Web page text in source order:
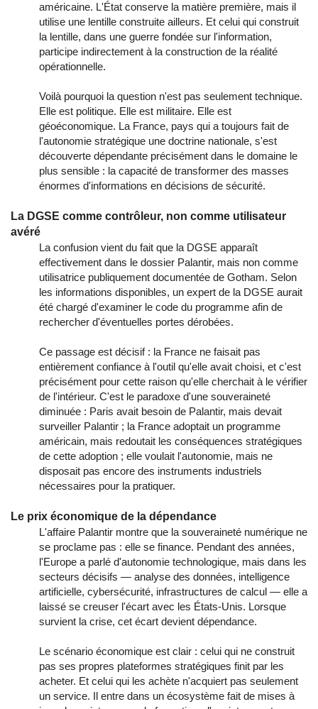
américaine. L'État conserve la matière première, mais il
utilise une lentille construite ailleurs. Et celui qui construit
la lentille, dans une guerre fondée sur l'information,
participe indirectement à la construction de la réalité
opérationnelle.
Voilà pourquoi la question n'est pas seulement technique.
Elle est politique. Elle est militaire. Elle est
géoéconomique. La France, pays qui a toujours fait de
l'autonomie stratégique une doctrine nationale, s'est
découverte dépendante précisément dans le domaine le
plus sensible : la capacité de transformer des masses
énormes d'informations en décisions de sécurité.
La DGSE comme contrôleur, non comme utilisateur
avéré
La confusion vient du fait que la DGSE apparaît
effectivement dans le dossier Palantir, mais non comme
utilisatrice publiquement documentée de Gotham. Selon
les informations disponibles, un expert de la DGSE aurait
été chargé d'examiner le code du programme afin de
rechercher d'éventuelles portes dérobées.
Ce passage est décisif : la France ne faisait pas
entièrement confiance à l'outil qu'elle avait choisi, et c'est
précisément pour cette raison qu'elle cherchait à le vérifier
de l'intérieur. C'est le paradoxe d'une souveraineté
diminuée : Paris avait besoin de Palantir, mais devait
surveiller Palantir ; la France adoptait un programme
américain, mais redoutait les conséquences stratégiques
de cette adoption ; elle voulait l'autonomie, mais ne
disposait pas encore des instruments industriels
nécessaires pour la pratiquer.
Le prix économique de la dépendance
L'affaire Palantir montre que la souveraineté numérique ne
se proclame pas : elle se finance. Pendant des années,
l'Europe a parlé d'autonomie technologique, mais dans les
secteurs décisifs — analyse des données, intelligence
artificielle, cybersécurité, infrastructures de calcul — elle a
laissé se creuser l'écart avec les États-Unis. Lorsque
survient la crise, cet écart devient dépendance.
Le scénario économique est clair : celui qui ne construit
pas ses propres plateformes stratégiques finit par les
acheter. Et celui qui les achète n'acquiert pas seulement
un service. Il entre dans un écosystème fait de mises à